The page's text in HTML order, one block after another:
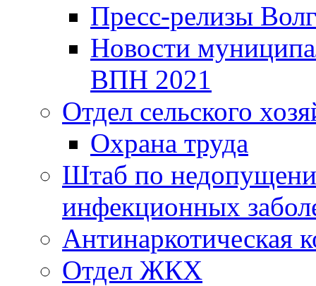
Пресс-релизы
Новости
ВПН 2021
Отдел сельского
Охрана труда
Штаб по
инфекционных
Антинаркотическая
Отдел ЖКХ